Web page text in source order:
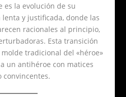
es la evolución de su
y justificada, donde las
racionales al principio,
Esta transición
tradicional del «héroe»
un antihéroe con matices
convincentes.